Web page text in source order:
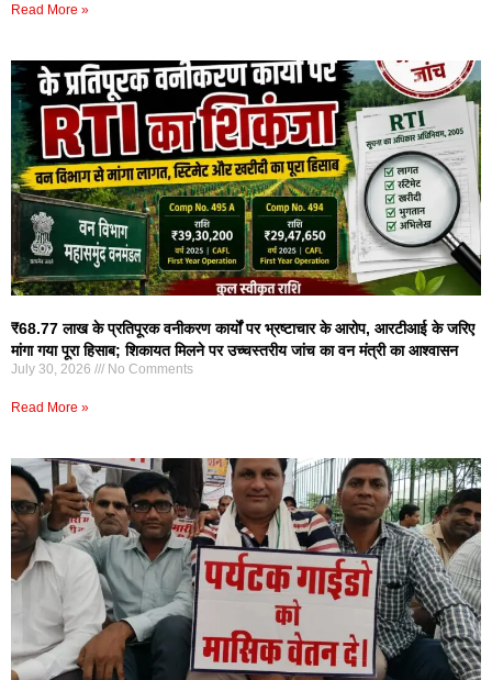
Read More »
₹68.77 लाख के प्रतिपूरक वनीकरण कार्यों पर भ्रष्टाचार के आरोप, आरटीआई के जरिए
मांगा गया पूरा हिसाब; शिकायत मिलने पर उच्चस्तरीय जांच का वन मंत्री का आश्वासन
July 30, 2026 No Comments
Read More »